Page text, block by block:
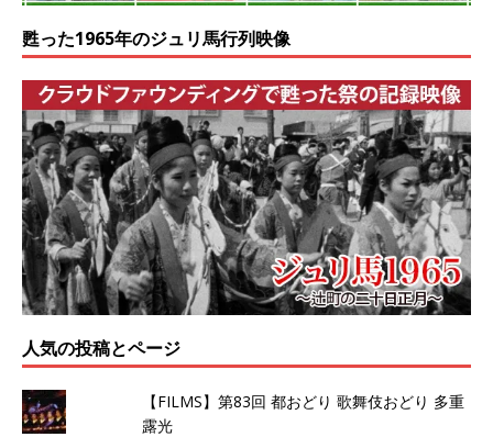
甦った1965年のジュリ馬行列映像
人気の投稿とページ
【FILMS】第83回 都おどり 歌舞伎おどり 多重
露光